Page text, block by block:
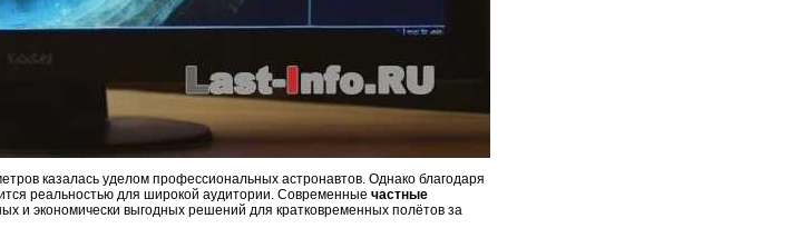
казалась уделом профессиональных астронавтов. Однако благодаря
реальностью для широкой аудитории. Современные частные
и экономически выгодных решений для кратковременных полётов за